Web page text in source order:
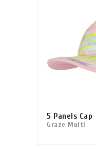
5 Panels Cap
Graze Multi